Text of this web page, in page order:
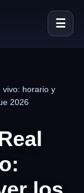
☰
vivo: horario y
2026